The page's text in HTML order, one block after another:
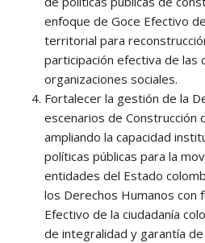
enfoque de Goce Efectivo
territorial para
participación efectiva de las
organizaciones sociales.
Fortalecer la gestión de la
escenarios de Construcción
ampliando la capacidad
políticas públicas para la
entidades del Estado
los Derechos Humanos con
Efectivo de la ciudadanía
de integralidad y garantía